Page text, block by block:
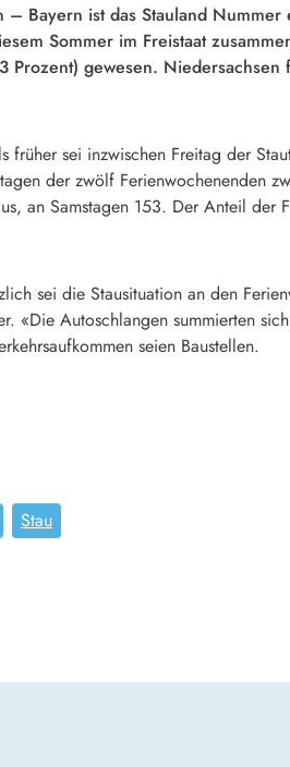
– Bayern ist das Stauland
Sommer im Freistaat
Prozent) gewesen.
früher sei inzwischen Freitag der
der zwölf Ferienwochenenden
an Samstagen 153. Der Anteil
sei die Stausituation an den
«Die Autoschlangen summierten
seien Baustellen.
Stau